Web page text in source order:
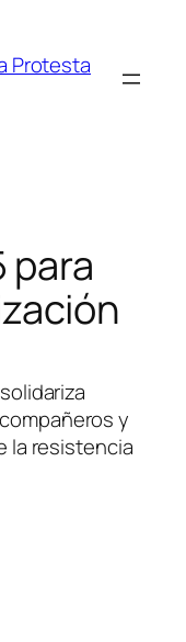
Protesta
para
y
la resistencia